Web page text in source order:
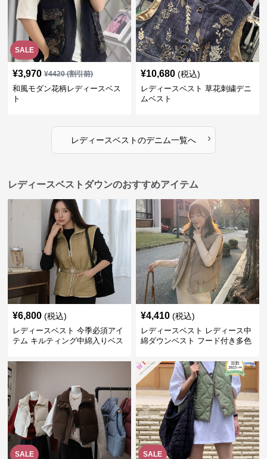
SALE
¥3,970 ¥4420(割引前)
和風モダン花柄レディースベス
ト
¥10,680 (税込)
レディースベスト 草花刺繍デニ
ムベスト
レディースベストのデニム一覧へ ›
レディースベストダウンのおすすめアイテム
¥6,800 (税込)
レディースベスト 今季必須アイ
テム キルティング中綿入りベス
¥4,410 (税込)
レディースベスト レディース中
綿ダウンベスト フード付き多色
SALE SALE